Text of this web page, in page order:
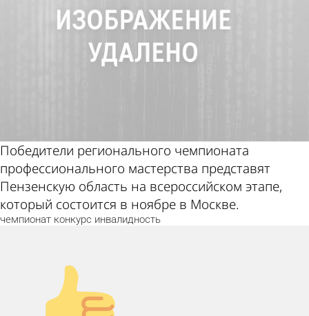
Победители регионального чемпионата
профессионального мастерства представят
Пензенскую область на всероссийском этапе,
который состоится в ноябре в Москве.
чемпионат конкурс инвалидность
Палец
вверх!